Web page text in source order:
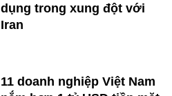
dụng trong xung đột với
Iran
11 doanh nghiệp Việt Nam